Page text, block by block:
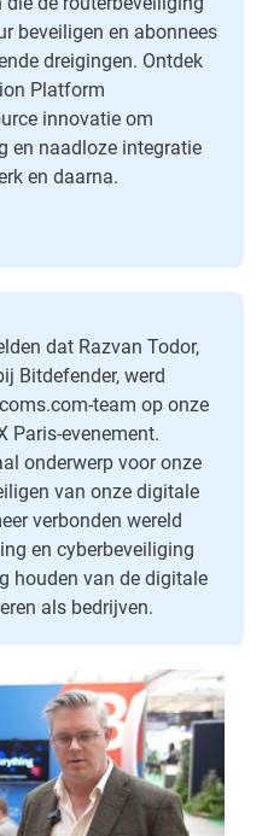
beveiligen en abonnees
dreigingen. Ontdek
Platform
innovatie om
en naadloze integratie
en daarna.
dat Razvan Todor,
Bitdefender, werd
team op onze
Paris-evenement.
onderwerp voor onze
van onze digitale
verbonden wereld
en cyberbeveiliging
houden van de digitale
als bedrijven.